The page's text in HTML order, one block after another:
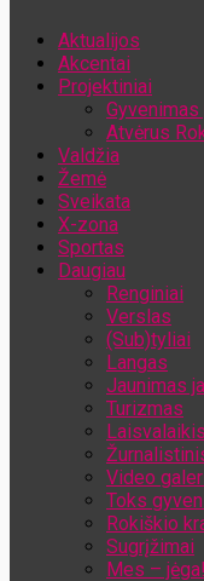
Aktualijos
Akcentai
Projektiniai
Atvėrus
Valdžia
Žemė
Sveikata
X-zona
Sportas
Daugiau
Renginiai
Verslas
(Sub)tyliai
Langas
Jaunimas
Turizmas
Laisvalaikis
Video
Toks
Rokiškio
Sugrįžimai
Mes – jėga!